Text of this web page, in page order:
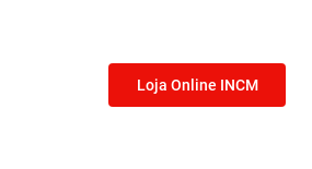
Loja Online INCM